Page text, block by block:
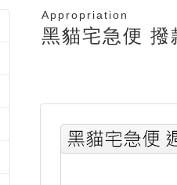
Appropriation
黑貓宅急便 撥